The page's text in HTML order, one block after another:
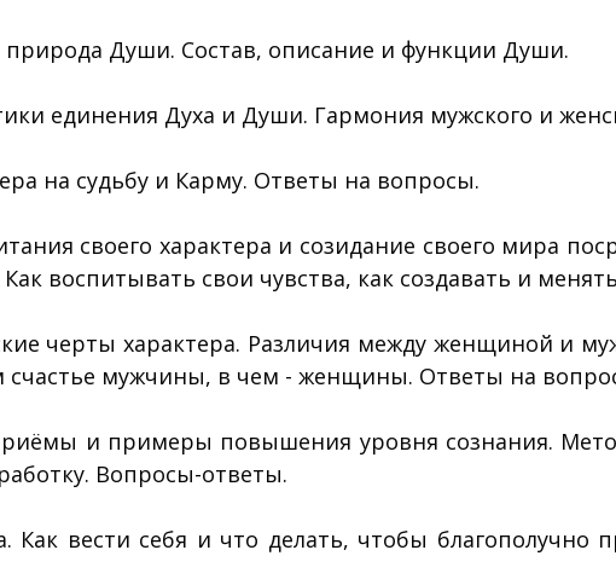
природа Души. Состав, описание и функции Души.
единения Духа и Души. Гармония мужского и
на судьбу и Карму. Ответы на вопросы.
своего характера и созидание своего мира
воспитывать свои чувства, как создавать и
черты характера. Различия между женщиной и
счастье мужчины, в чем - женщины. Ответы на
и примеры повышения уровня сознания.
Вопросы-ответы.
Как вести себя и что делать, чтобы